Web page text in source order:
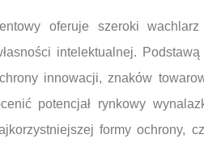
oferuje szeroki
intelektualnej.
innowacji, znaków
potencjał rynkowy
formy ochrony,